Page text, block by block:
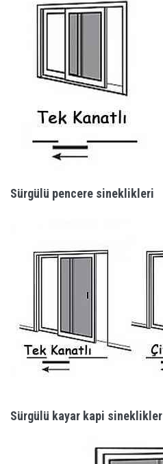
Sürgülü pencere sineklikleri
Sürgülü kayar kapi sineklikler